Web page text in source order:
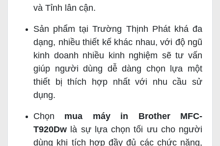
và Tỉnh lân cận.
Sản phẩm tại Trường Thịnh Phát khá đa
dạng, nhiều thiết kế khác nhau, với độ ngũ
kinh doanh nhiều kinh nghiệm sẽ tư vấn
giúp người dùng dễ dàng chọn lựa một
thiết bị thích hợp nhất với nhu cầu sử
dụng.
Chọn mua máy in Brother MFC-
T920Dw là sự lựa chọn tối ưu cho người
dùng khi tích hợp đầy đủ các chức năng,